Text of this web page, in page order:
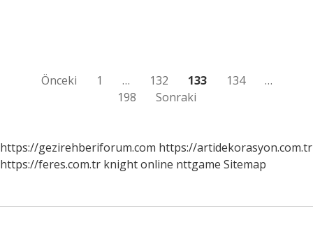
Yazı
sayfalaması
Önceki 1 … 132 133 134
…
198
Sonraki
https://gezirehberiforum.com https://artidekorasyon.com.tr
https://feres.com.tr knight online nttgame Sitemap